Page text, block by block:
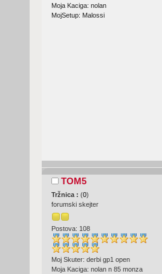
Moja Kaciga: nolan
MojSetup: Malossi
TOM5
Tržnica : (0)
forumski skejter
Postova: 108
Moj Skuter: derbi gp1 open
Moja Kaciga: nolan n 85 monza